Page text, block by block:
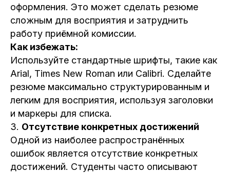
оформления. Это может сделать резюме
сложным для восприятия и затруднить
работу приёмной комиссии.
Как избежать:
Используйте стандартные шрифты, такие как
Arial, Times New Roman или Calibri. Сделайте
резюме максимально структурированным и
легким для восприятия, используя заголовки
и маркеры для списка.
3. Отсутствие конкретных достижений
Одной из наиболее распространённых
ошибок является отсутствие конкретных
достижений. Студенты часто описывают